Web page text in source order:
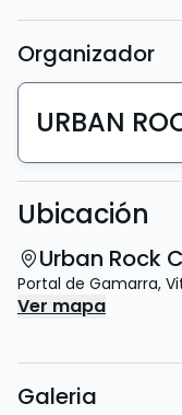
Organizador
URBAN
Ubicación
Urban Rock
Portal de Gamarra,
Ver mapa
Galeria